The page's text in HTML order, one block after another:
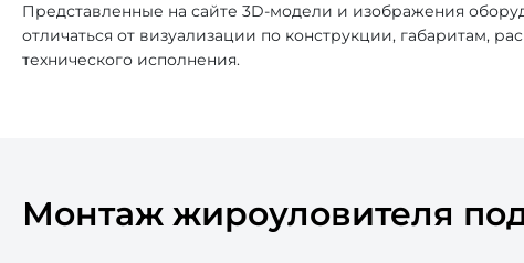
Представленные на сайте 3D-модели и изображения
отличаться от визуализации по конструкции, габаритам,
технического исполнения.
Монтаж жироуловителя